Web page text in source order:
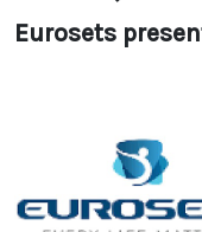
Eurosets